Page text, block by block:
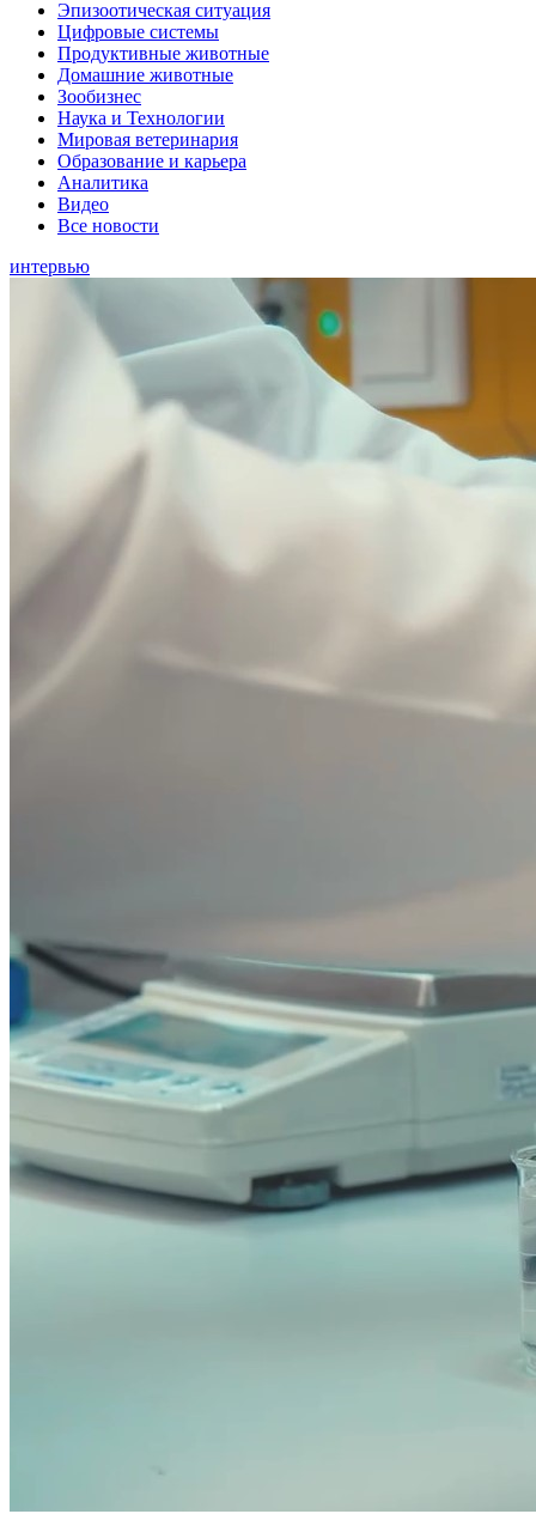
Эпизоотическая ситуация
Цифровые системы
Продуктивные животные
Домашние животные
Зообизнес
Наука и Технологии
Мировая ветеринария
Образование и карьера
Аналитика
Видео
Все новости
интервью